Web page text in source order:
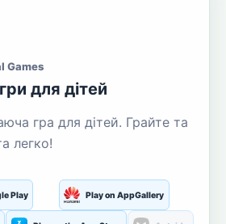
Games
для дітей
гра для дітей. Грайте та
легко!
Play Play on AppGallery